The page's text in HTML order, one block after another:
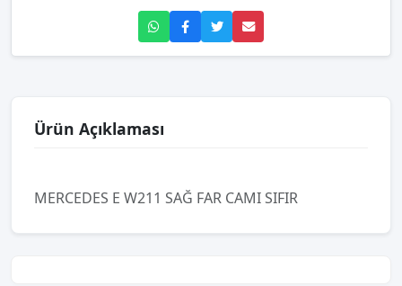
Ürün Açıklaması
MERCEDES E W211 SAĞ FAR CAMI SIFIR